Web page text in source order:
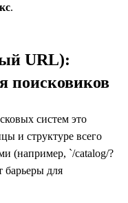
.
URL):
поисковиков
систем это
и структуре всего
(например, `/catalog/?
для